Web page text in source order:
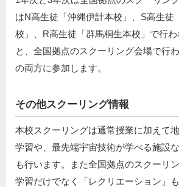
はN高生徒「沖縄伊計本校」、S高生徒
校」、R高生徒「群馬桐生本校」で行
と、全国拠点のスクーリング会場で⾏
の両⽅に参加します。
その他スクーリング情報
本校スクーリングは通常授業に加えて
学習や、最先端宇宙技術が学べる施設
も行います。また全国拠点のスクーリ
学習だけでなく「レクリエーション」